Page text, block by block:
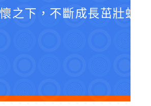
之下，不斷成長茁壯蛻